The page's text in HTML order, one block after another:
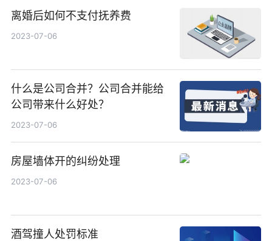
离婚后如何不支付抚养费
2023-07-06
什么是公司合并？公司合并能给
公司带来什么好处？
2023-07-06
房屋墙体开的纠纷处理
2023-07-06
酒驾撞人处罚标准